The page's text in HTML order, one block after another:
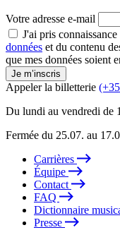
Votre adresse e-mail
J'ai pris
données et du contenu
que mes données soient
Je m’inscris
Appeler la billetterie
Du lundi au vendredi de
Fermée du 25.07. au
Carrières
Équipe
Contact
FAQ
Dictionnaire
Presse